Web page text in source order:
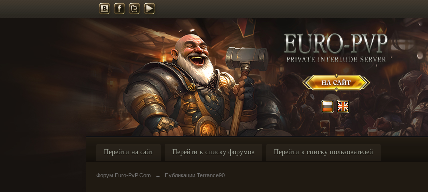
Перейти на сайт Перейти к списку форумов Перейти к списку пользователей
Форум Euro-PvP.Com → Публикации Terrance90